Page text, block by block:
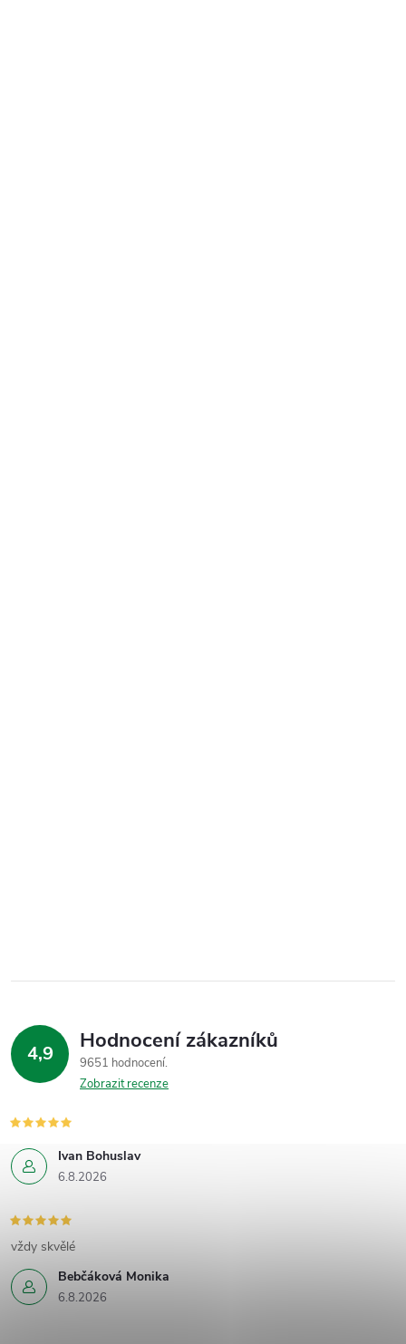
4,9 Hodnocení zákazníků
9651 hodnocení
Zobrazit recenze
Ivan Bohuslav
6.8.2026
Bebčáková Monika
6.8.2026
vždy skvělé